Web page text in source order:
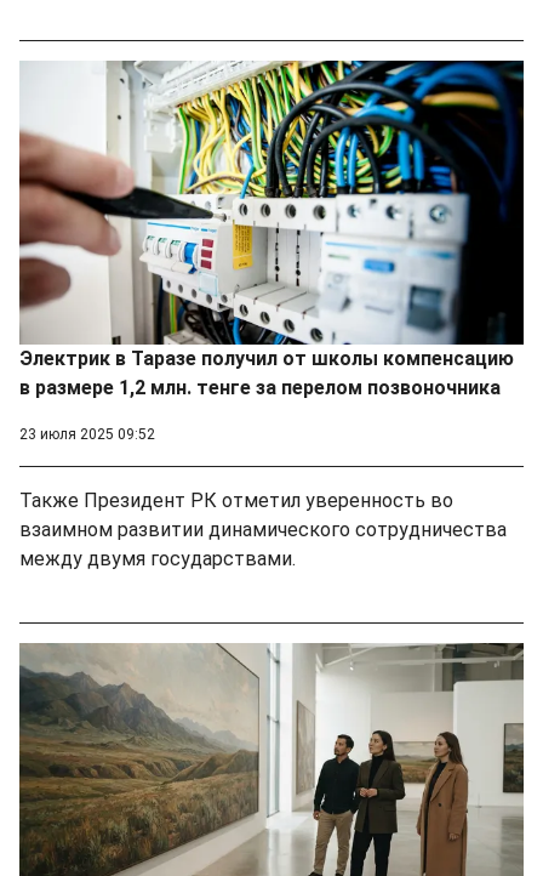
Электрик в Таразе получил от школы компенсацию
в размере 1,2 млн. тенге за перелом позвоночника
23 июля 2025 09:52
Также Президент РК отметил уверенность во
взаимном развитии динамического сотрудничества
между двумя государствами.